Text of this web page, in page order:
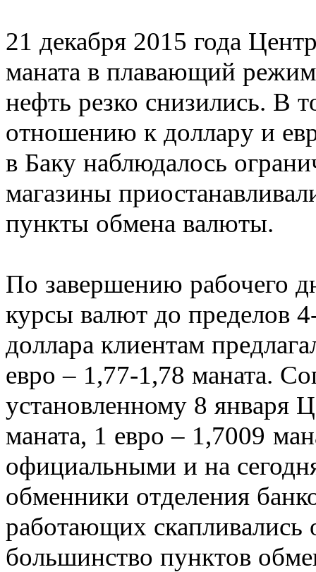
21 декабря 2015 года
маната в плавающий
нефть резко снизились. В
отношению к доллару и
в Баку наблюдалось
магазины
пункты обмена валюты.
По завершению рабочего
курсы валют до пределов
доллара клиентам
евро – 1,77-1,78 маната.
установленному 8
маната, 1 евро – 1,7009
официальными и на
обменники отделения
работающих скапливались
большинство пунктов